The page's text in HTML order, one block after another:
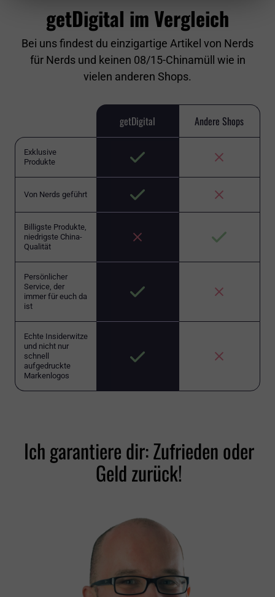
getDigital im Vergleich
Bei uns findest du einzigartige Artikel von Nerds
für Nerds und keinen 08/15-Chinamüll wie in
vielen anderen Shops.
getDigital Andere Shops
Exklusive
Produkte
Von Nerds geführt
Billigste Produkte,
niedrigste China-
Qualität
Persönlicher
Service, der
immer für euch da
ist
Echte Insiderwitze
und nicht nur
schnell
aufgedruckte
Markenlogos
Ich garantiere dir: Zufrieden oder
Geld zurück!